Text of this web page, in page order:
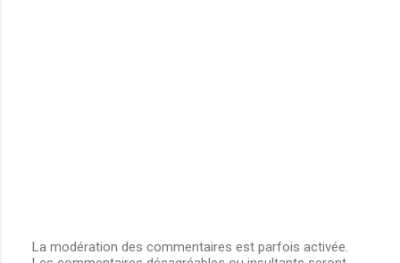
La modération des commentaires est parfois activée.